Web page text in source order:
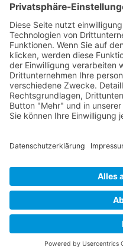
05021-8650320
Diese E-Mail-Adresse ist vor
muss JavaScript eingeschaltet
Wir sind Mitglied
Impressum
Login
Verband Freier
und Psychologischer Berater